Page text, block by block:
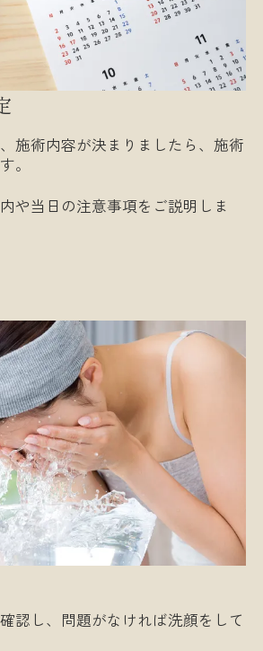
施術内容が決まりましたら、施術
。
や当日の注意事項をご説明しま
認し、問題がなければ洗顔をして